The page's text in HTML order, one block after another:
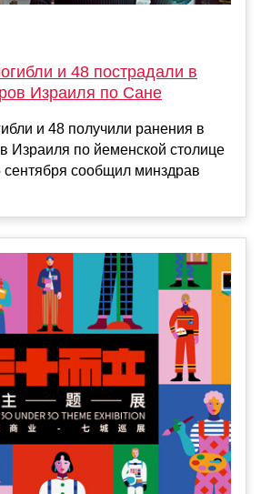
и 48 пострадали в
Израиля по Сане
и 48 получили ранения в
Израиля по йеменской столице
сообщил минздрав